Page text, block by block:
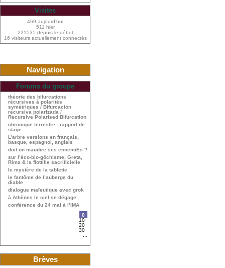
Visites
469 aujourd’hui
511 hier
221535 depuis le début
16 visiteurs actuellement connectés
Navigation
Forums du groupe
théorie des bifurcations
récursives à polarités
symétriques / Bifurcacion
recursiva polarizada /
Recursive Polarised Bifurcation
chronique terrestre - rapport de
stage
L’arbre versions en français,
basque, espagnol, anglais
doit on maudire ses ennemiEs ?
sur l’éco-bio-gôchisme, Greta,
Rima & la flottille sacrificielle
le mystère de la tablette
le fantôme de l’auberge du
diable
dialogue maïeutique avec grok
à Athènes le ciel se dégage
conférence du 24 mai à l’IMA
0
10
20
30
Brèves